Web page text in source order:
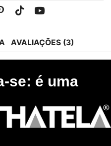
Pinterest
Tik-Youtube
AVALIAÇÕES (3)
se: é uma